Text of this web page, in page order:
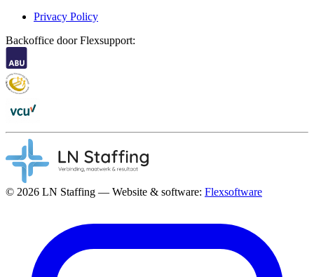
Privacy Policy
Backoffice door Flexsupport:
© 2026 LN Staffing — Website & software: Flexsoftware